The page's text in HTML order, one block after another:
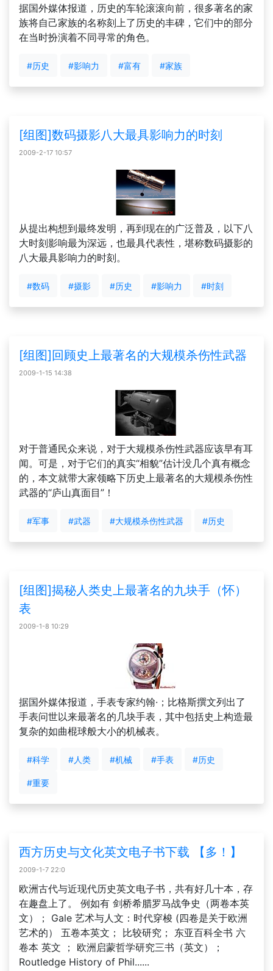
据国外媒体报道，历史的车轮滚滚向前，很多著名的家
族将自己家族的名称刻上了历史的丰碑，它们中的部分
在当时扮演着不同寻常的角色。
#历史 #影响力 #富有 #家族
[组图]数码摄影八大最具影响力的时刻
2009-2-17 10:57
从提出构想到最终发明，再到现在的广泛普及，以下八
大时刻影响最为深远，也最具代表性，堪称数码摄影的
八大最具影响力的时刻。
#数码 #摄影 #历史 #影响力 #时刻
[组图]回顾史上最著名的大规模杀伤性武器
2009-1-15 14:38
对于普通民众来说，对于大规模杀伤性武器应该早有耳
闻。可是，对于它们的真实“相貌”估计没几个真有概念
的，本文就带大家领略下历史上最著名的大规模杀伤性
武器的“庐山真面目”！
#军事 #武器 #大规模杀伤性武器 #历史
[组图]揭秘人类史上最著名的九块手（怀）
表
2009-1-8 10:29
据国外媒体报道，手表专家约翰·；比格斯撰文列出了
手表问世以来最著名的几块手表，其中包括史上构造最
复杂的如曲棍球般大小的机械表。
#科学 #人类 #机械 #手表 #历史
#重要
西方历史与文化英文电子书下载 【多！】
2009-1-7 22:0
欧洲古代与近现代历史英文电子书，共有好几十本，存
在趣盘上了。 例如有 剑桥希腊罗马战争史（两卷本英
文）； Gale 艺术与人文：时代穿梭 (四卷是关于欧洲
艺术的） 五卷本英文； 比较研究； 东亚百科全书 六
卷本 英文 ； 欧洲启蒙哲学研究三书（英文）；
Routledge History of Phil......